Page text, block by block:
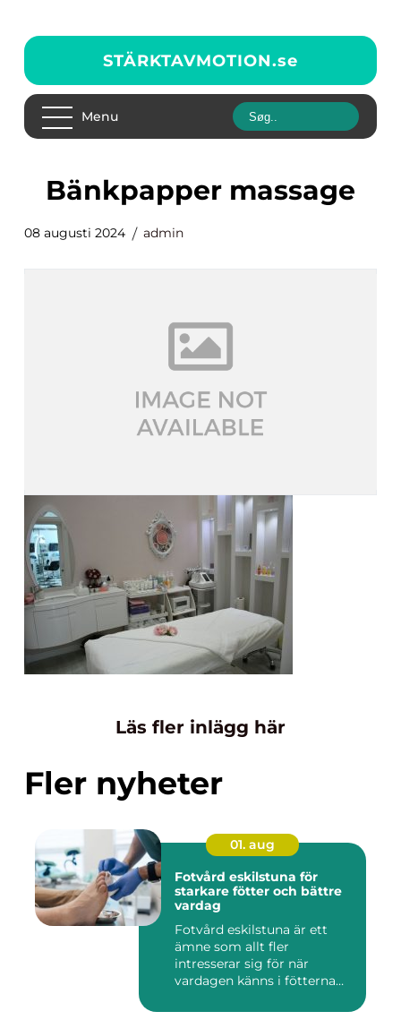
STÄRKTAVMOTION.se
Menu
bänkpapper massage
08 augusti 2024 admin
Läs fler inlägg här
Fler nyheter
01. aug
Fotvård eskilstuna för
starkare fötter och bättre
vardag
Fotvård eskilstuna är ett
ämne som allt fler
intresserar sig för när
vardagen känns i fötterna